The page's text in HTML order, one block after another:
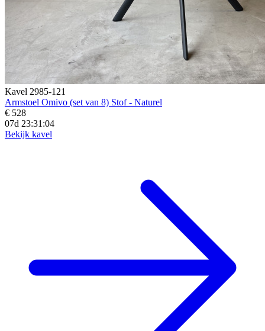
Kavel 2985-121
Armstoel Omivo (set van 8) Stof - Naturel
€ 528
07d 23:31:02
Bekijk kavel